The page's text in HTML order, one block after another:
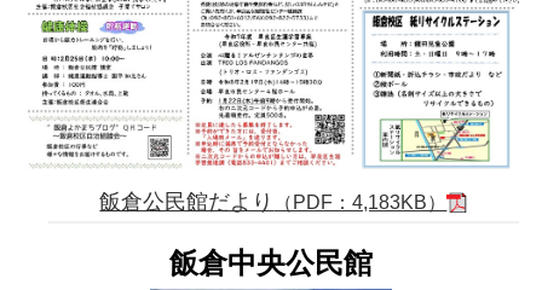
飯倉公民館だより （PDF：4,183KB）
飯倉中央公民館